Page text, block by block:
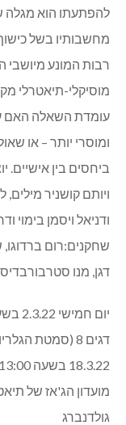
להפתעתו הוא מגלה
מחשבותיו בשל
רבות המונע מיושבי
מוסיקלי-תיאטרלי
עומדת השאלה האם
ומוסרי יותר – או
ביחסים בין אישיים.
ויותם קושניר מילים,
ודניאל ויסמן בימוי
שחקנים:רום ברדוגו,
דגן, מנו
דגים 8 (סמטת
18.3.22 בשעה 13:00 .
מועדון הג'אז של
גולדנברג